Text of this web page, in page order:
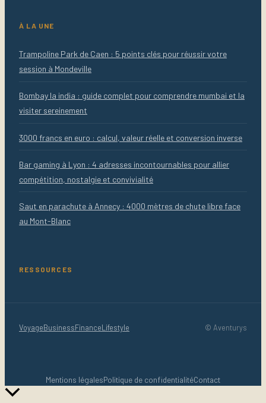
À LA UNE
Trampoline Park de Caen : 5 points clés pour réussir votre
session à Mondeville
Bombay la india : guide complet pour comprendre mumbai et la
visiter sereinement
3000 francs en euro : calcul, valeur réelle et conversion inverse
Bar gaming à Lyon : 4 adresses incontournables pour allier
compétition, nostalgie et convivialité
Saut en parachute à Annecy : 4000 mètres de chute libre face
au Mont-Blanc
RESSOURCES
VoyageBusinessFinanceLifestyle © Aventurys
Mentions légalesPolitique de confidentialitéContact